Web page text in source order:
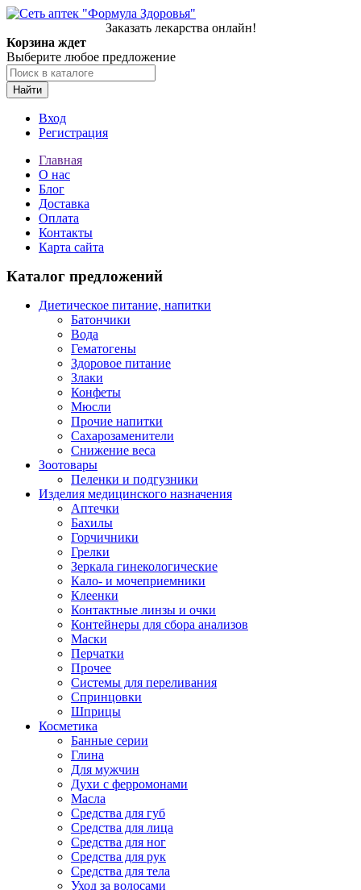
Заказать лекарства онлайн!
Корзина ждет
Выберите любое предложение
Найти
Вход
Регистрация
Главная
О нас
Блог
Доставка
Оплата
Контакты
Карта сайта
Каталог предложений
Диетическое питание, напитки
Батончики
Вода
Гематогены
Здоровое питание
Злаки
Конфеты
Мюсли
Прочие напитки
Сахарозаменители
Снижение веса
Зоотовары
Пеленки и подгузники
Изделия медицинского назначения
Аптечки
Бахилы
Горчичники
Грелки
Зеркала гинекологические
Кало- и мочеприемники
Клеенки
Контактные линзы и очки
Контейнеры для сбора анализов
Маски
Перчатки
Прочее
Системы для переливания
Спринцовки
Шприцы
Косметика
Банные серии
Глина
Для мужчин
Духи с ферромонами
Масла
Средства для губ
Средства для лица
Средства для ног
Средства для рук
Средства для тела
Уход за волосами